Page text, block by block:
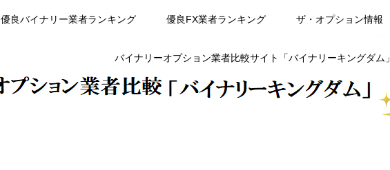
優良バイナリー業者ランキング 優良FX業者ランキング ザ・オプション情報
バイナリーオプション業者比較サイト「バイナリーキングダム」